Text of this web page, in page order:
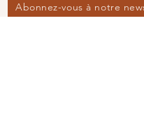
Abonnez-vous à notre